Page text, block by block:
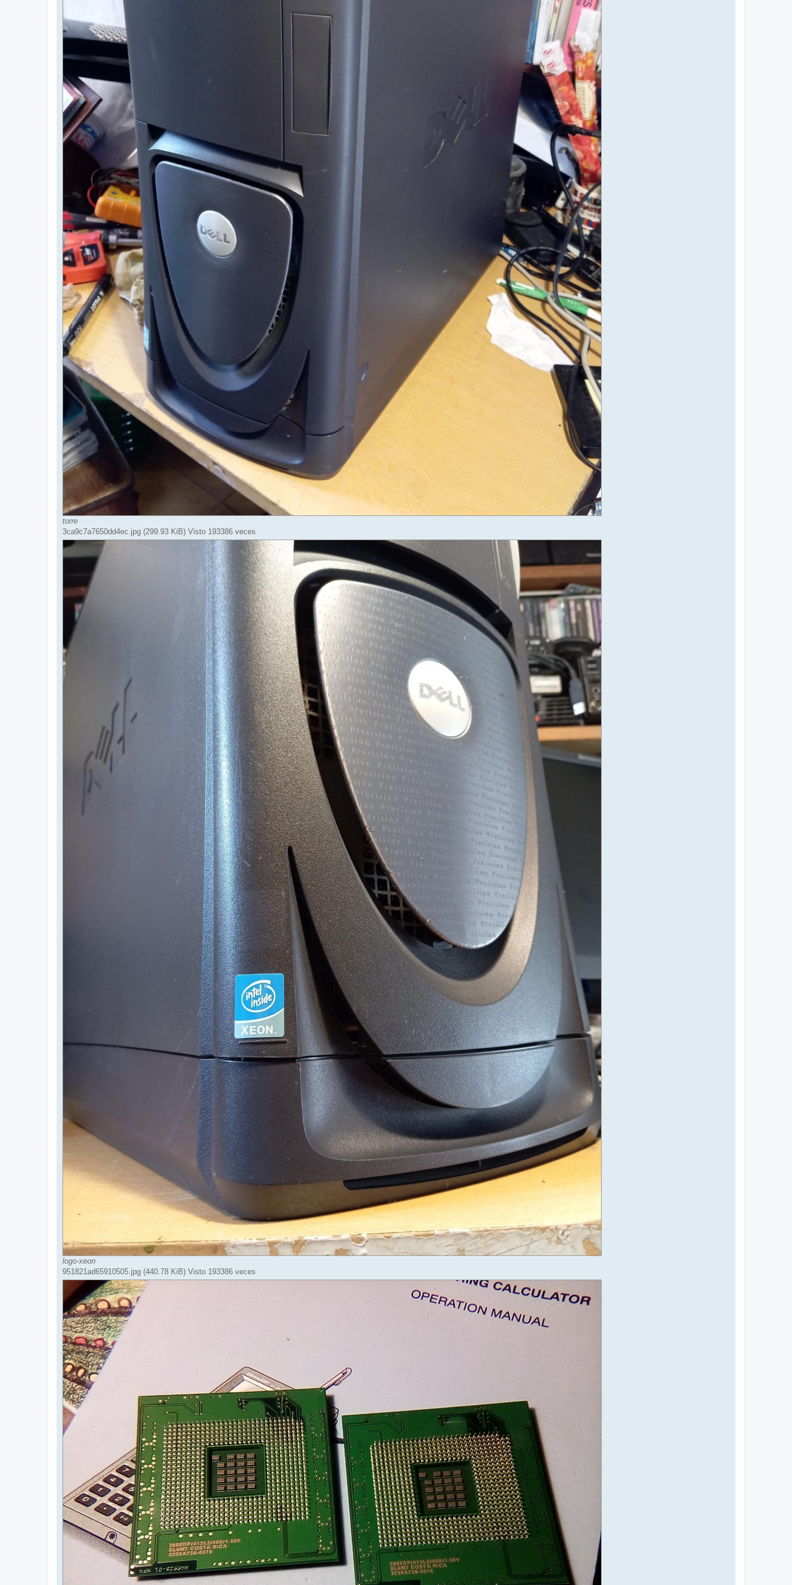
torre
3ca9c7a7650dd4ec.jpg (299.93 KiB) Visto 193386 veces
logo-xeon
951821ad65910505.jpg (440.78 KiB) Visto 193386 veces